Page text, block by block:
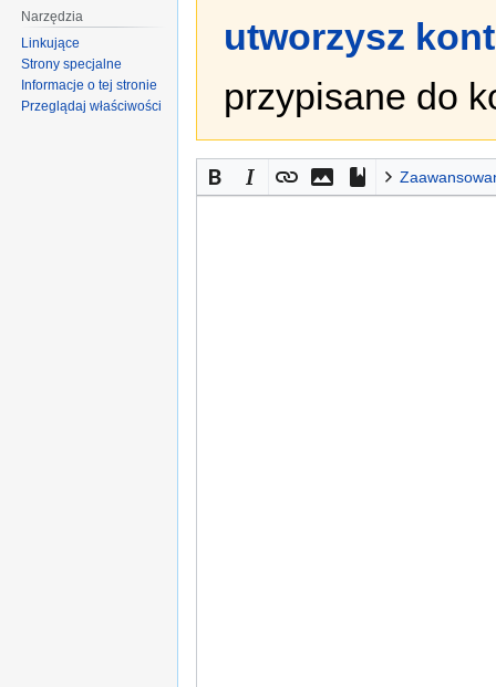
utworzysz
przypisane do
Narzędzia
Linkujące
Strony specjalne
Informacje o tej stronie
Przeglądaj właściwości